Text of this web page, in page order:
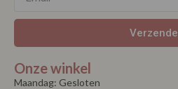
Onze winkel
Maandag: Gesloten